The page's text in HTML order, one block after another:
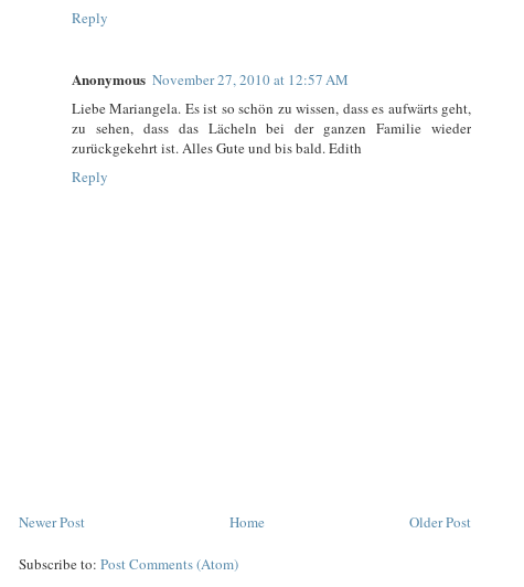
Reply
Anonymous November 27, 2010 at 12:57 AM
Liebe Mariangela. Es ist so schön zu wissen, dass es aufwärts geht,
zu sehen, dass das Lächeln bei der ganzen Familie wieder
zurückgekehrt ist. Alles Gute und bis bald. Edith
Reply
Newer Post Older Post
Home
Subscribe to: Post Comments (Atom)